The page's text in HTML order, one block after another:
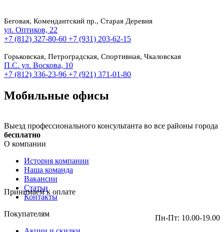
Беговая, Комендантский пр., Старая Деревня
ул. Оптиков, 22
+7 (812) 327-80-60 +7 (931) 203-62-15
Горьковская, Петроградская, Спортивная, Чкаловская
П.С. ул. Воскова, 10
+7 (812) 336-23-96 +7 (921) 371-01-80
Мобильные офисы
Выезд профессионального консультанта во все районы города
бесплатно
О компании
История компании
Наша команда
Вакансии
Статьи
Контакты
Покупателям
Принимаем к оплате
Пн-Пт: 10.00-19.00